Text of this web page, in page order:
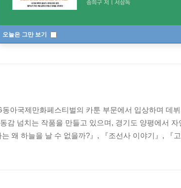
오늘은 그만 보기
이터
아국제만화페스티벌의 카툰 부문에서 입상하며 데
감 넘치는 작품을 만들고 있으며, 경기도 양평에서
왜 하늘을 날 수 없을까?』, 『조선사 이야기』, 『